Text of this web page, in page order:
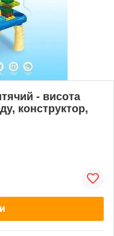
- висота
конструктор,